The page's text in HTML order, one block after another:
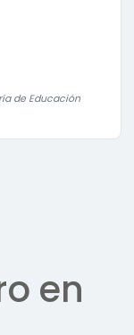
de Educación
en